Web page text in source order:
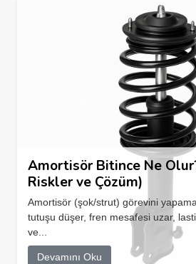
Amortisör Bitince Ne
Riskler ve Çözüm)
Amortisör (şok/strut) görevini
tutuşu düşer, fren mesafesi uzar,
ve...
Devamını Oku